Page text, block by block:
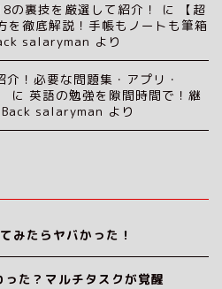
の裏技を厳選して紹介！ に
【超
を徹底解説！手帳もノートも筆箱
salaryman より
！必要な問題集・アプリ・
に 英語の勉強を隙間時間で！継
salaryman より
みたらヤバかった！
た？マルチタスクが覚醒